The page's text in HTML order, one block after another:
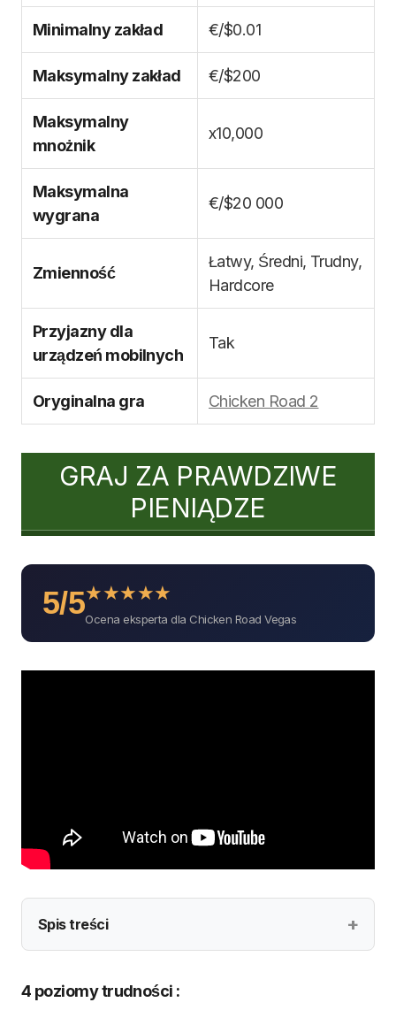
Minimalny zakład €/$0.01
Maksymalny zakład €/$200
Maksymalny
mnożnik
x10,000
Maksymalna
wygrana
€/$20 000
Zmienność
Łatwy, Średni, Trudny,
Hardcore
Przyjazny dla
urządzeń mobilnych
Tak
Oryginalna gra Chicken Road 2
GRAJ ZA PRAWDZIWE
PIENIĄDZE
5/5★★★★★
Ocena eksperta dla Chicken Road Vegas
Spis treści
4 poziomy trudności :